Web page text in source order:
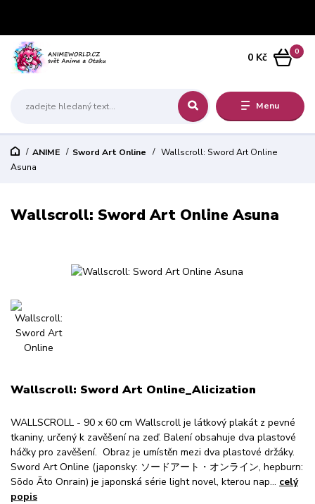
Menu
0
0 Kč
ANIME Sword Art Online
Wallscroll: Sword Art Online
Asuna
Wallscroll: Sword Art Online Asuna
Wallscroll: Sword Art Online_Alicization
WALLSCROLL - 90 x 60 cm Wallscroll je látkový plakát z pevné
tkaniny, určený k zavěšení na zeď. Balení obsahuje dva plastové
háčky pro zavěšení. Obraz je umístěn mezi dva plastové držáky.
Sword Art Online (japonsky: ソードアート・オンライン, hepburn:
Sōdo Āto Onrain) je japonská série light novel, kterou nap... celý
popis